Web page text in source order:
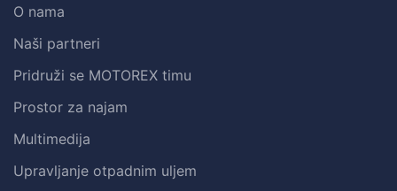
O nama
Naši partneri
Pridruži se MOTOREX timu
Prostor za najam
Multimedija
Upravljanje otpadnim uljem